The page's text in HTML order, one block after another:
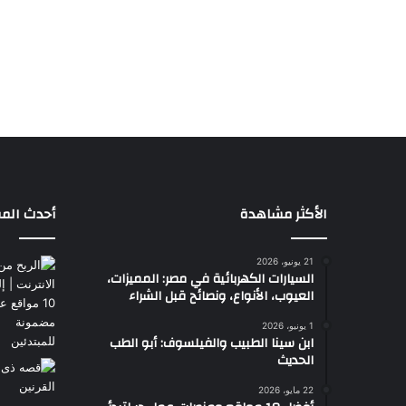
الأكثر مشاهدة
21 يونيو، 2026
السيارات الكهربائية في مصر: المميزات،
العيوب، الأنواع، ونصائح قبل الشراء
1 يونيو، 2026
ابن سينا الطبيب والفيلسوف: أبو الطب
الحديث
22 مايو، 2026
أحدث